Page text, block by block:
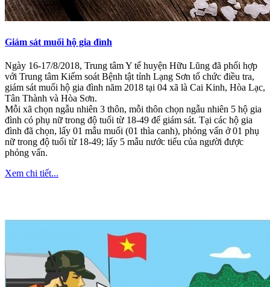
Giám sát muối hộ gia đình
Ngày 16-17/8/2018, Trung tâm Y tế huyện Hữu Lũng đã phối hợp
với Trung tâm Kiếm soát Bệnh tật tỉnh Lạng Sơn tổ chức điều tra,
giám sát muối hộ gia đình năm 2018 tại 04 xã là Cai Kinh, Hòa Lạc,
Tân Thành và Hòa Sơn.
Mỗi xã chọn ngẫu nhiên 3 thôn, mỗi thôn chọn ngẫu nhiên 5 hộ gia
đình có phụ nữ trong độ tuổi từ 18-49 để giám sát. Tại các hộ gia
đình đã chọn, lấy 01 mẫu muối (01 thìa canh), phỏng vấn ở 01 phụ
nữ trong độ tuổi từ 18-49; lấy 5 mẫu nước tiểu của người được
phỏng vấn.
Xem chi tiết...